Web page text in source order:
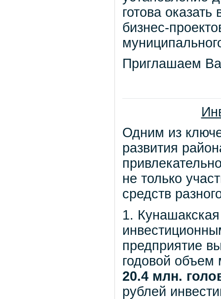
готова
бизнес-
Приглашаем
Одним из
развития
не только
средств
1.
предприятие
годовой
20.4 млн.
рублей